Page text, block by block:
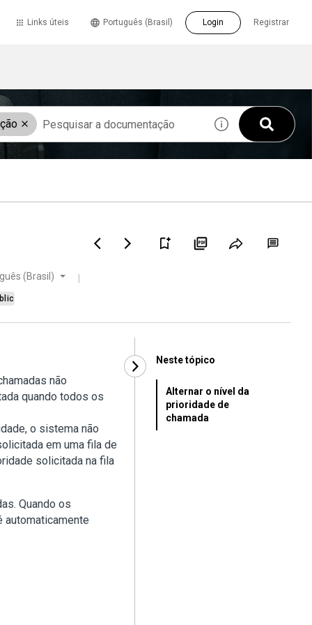
Links úteis Registrar
Português (Brasil) Login
(Brasil)
não
quando todos os
o sistema não
em uma fila de
solicitada na fila
Quando os
automaticamente
Neste tópico
Alternar o nível da
prioridade de
chamada